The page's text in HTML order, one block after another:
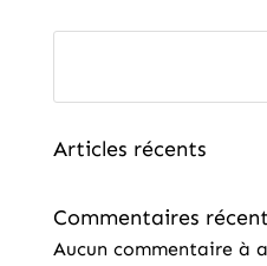
Articles récents
Commentaires
Aucun commentaire à